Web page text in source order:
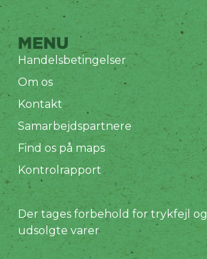
MENU
Handelsbetingelser
Om os
Kontakt
Samarbejdspartnere
Find os på maps
Kontrolrapport
Der tages forbehold for trykfejl og
udsolgte varer